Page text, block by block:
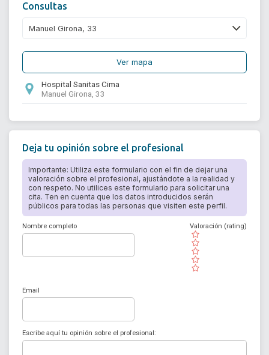
Consultas
Ver mapa
Hospital Sanitas Cima
Manuel Girona, 33
Deja tu opinión sobre el profesional
Importante: Utiliza este formulario con el fin de dejar una
valoración sobre el profesional, ajustándote a la realidad y
con respeto. No utilices este formulario para solicitar una
cita. Ten en cuenta que los datos introducidos serán
públicos para todas las personas que visiten este perfil.
Nombre completo
( )
( )
( )
( )
( )
Valoración (rating)
Email
Escribe aquí tu opinión sobre el profesional: